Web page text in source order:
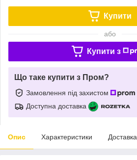
Купити
або
Купити з
Що таке купити з Пром?
Замовлення під захистом
Доступна доставка
Опис Характеристики Доставка